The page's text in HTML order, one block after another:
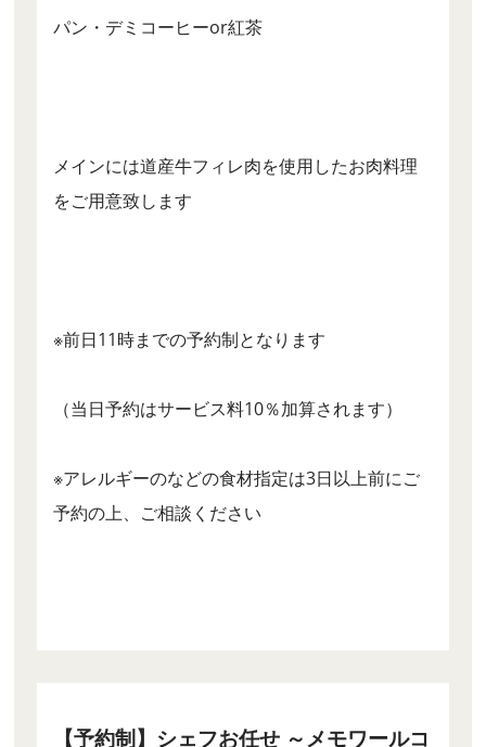
パン・デミコーヒーor紅茶
メインには道産牛フィレ肉を使用したお肉料理
をご用意致します
※前日11時までの予約制となります
（当日予約はサービス料10％加算されます）
※アレルギーのなどの食材指定は3日以上前にご
予約の上、ご相談ください
【予約制】シェフお任せ ～メモワールコ